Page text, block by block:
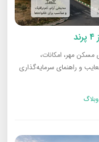
مسکن مهر، امکانات،
و راهنمای سرمایه‌گذاری
وبلاگ